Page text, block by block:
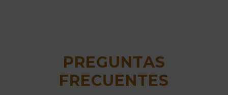
PREGUNTAS
FRECUENTES